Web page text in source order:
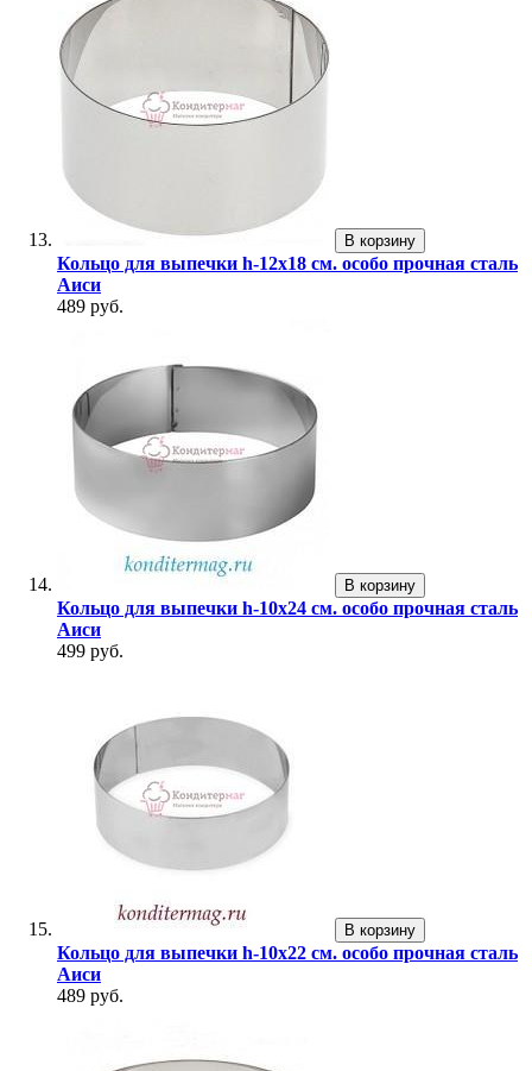
В корзину
Кольцо для выпечки h-12х18 см. особо прочная сталь
Аиси
489 руб.
В корзину
Кольцо для выпечки h-10х24 см. особо прочная сталь
Аиси
499 руб.
В корзину
Кольцо для выпечки h-10х22 см. особо прочная сталь
Аиси
489 руб.